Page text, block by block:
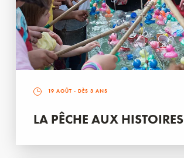
19 AOÛT - DÈS 3 ANS
LA PÊCHE AUX HISTOIRES